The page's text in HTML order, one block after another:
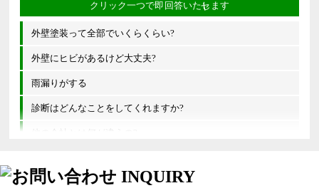
外壁塗装って全部でいくらくらい?
外壁にヒビがあるけど大丈夫?
雨漏りがする
診断はどんなことをしてくれますか?
他の会社とは何が違うの?